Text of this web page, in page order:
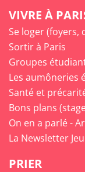
VIVRE À
Se loger (foyers,
Sortir à Paris
Groupes
Les aumôneries
Santé et
Bons plans
On en a parlé -
La Newsletter
PRIER